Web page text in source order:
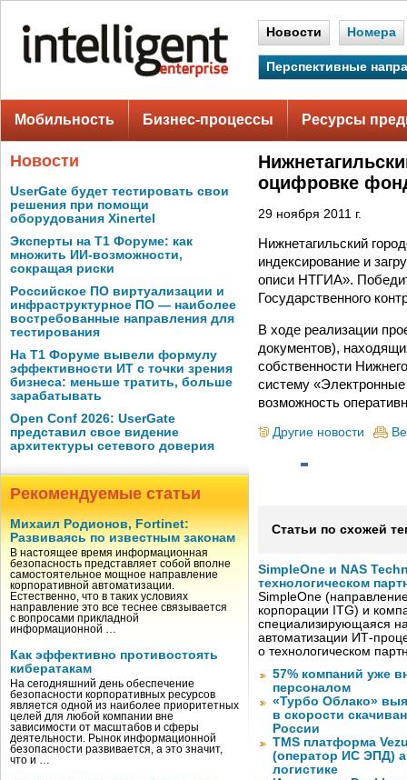
Новости Номера
Перспективные
Мобильность Бизнес-процессы Ресурсы
Новости
UserGate будет тестировать свои
решения при помощи
оборудования Xinertel
Эксперты на Т1 Форуме: как
множить ИИ-возможности,
сокращая риски
Российское ПО виртуализации и
инфраструктурное ПО — наиболее
востребованные направления для
тестирования
На Т1 Форуме вывели формулу
эффективности ИТ с точки зрения
бизнеса: меньше тратить, больше
зарабатывать
Open Conf 2026: UserGate
представил свое видение
архитектуры сетевого доверия
Рекомендуемые статьи
Михаил Родионов, Fortinet:
Развиваясь по известным законам
В настоящее время информационная
безопасность представляет собой вполне
самостоятельное мощное направление
корпоративной автоматизации.
Естественно, что в таких условиях
направление это все теснее связывается
с вопросами прикладной
информационной …
Как эффективно противостоять
кибератакам
На сегодняшний день обеспечение
безопасности корпоративных ресурсов
является одной из наиболее приоритетных
целей для любой компании вне
зависимости от масштабов и сферы
деятельности. Рынок информационной
безопасности развивается, а это значит,
что и …
оцифровке
29 ноября 2011 г.
Нижнетагильский
индексирование и
описи НТГИА».
Государственного
В ходе реализации
документов),
собственности
систему
возможность
Другие новости
Статьи по схожей
SimpleOne и NAS
технологическом
SimpleOne
корпорации ITG) и
специализирующаяся
автоматизации ИТ-
о технологическом
57% компаний уже
персоналом
«Турбо Облако»
в скорости
России
TMS платформа
(оператор ИС ЭПД)
логистике